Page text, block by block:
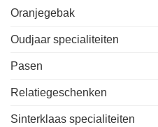
Oranjegebak
Oudjaar specialiteiten
Pasen
Relatiegeschenken
Sinterklaas specialiteiten